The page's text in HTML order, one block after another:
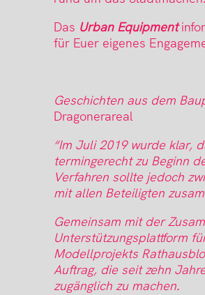
Das Urban Equipment
für Euer eigenes
Geschichten aus dem
Dragonerareal
“Im Juli 2019 wurde klar,
termingerecht zu Beginn
Verfahren sollte jedoch
mit allen Beteiligten
Gemeinsam mit der
Unterstützungsplattform
Modellprojekts
Auftrag, die seit zehn
zugänglich zu machen.